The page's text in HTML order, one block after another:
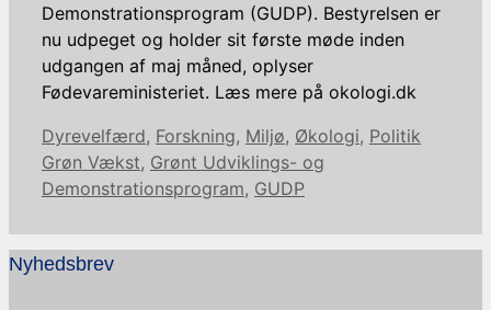
Demonstrationsprogram (GUDP). Bestyrelsen er
nu udpeget og holder sit første møde inden
udgangen af maj måned, oplyser
Fødevareministeriet. Læs mere på okologi.dk
Kategorier
Dyrevelfærd, Forskning, Miljø, Økologi, Politik
Grøn Vækst, Grønt Udviklings- og
Demonstrationsprogram, GUDP
Nyhedsbrev